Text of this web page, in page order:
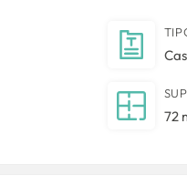
72